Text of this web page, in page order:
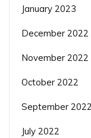
January 2023
December 2022
November 2022
October 2022
September 2022
July 2022